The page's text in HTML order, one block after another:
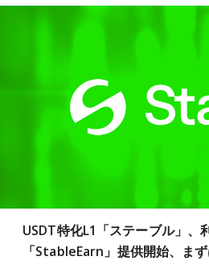
USDT特化L1「ステーブル」、
「StableEarn」提供開始、ま